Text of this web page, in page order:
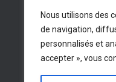
Nous utilisons des
de navigation,
personnalisés et
accepter », vous
Menoua
IBAN: DE 77
BIC: